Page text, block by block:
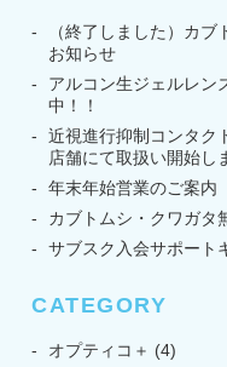
（終了しました）カ
お知らせ
アルコン生ジェルレン
中！！
近視進行抑制コンタク
店舗にて取扱い開始し
年末年始営業のご案内
カブトムシ・クワガタ
サブスク入会サポート
CATEGORY
オプティコ＋ (4)